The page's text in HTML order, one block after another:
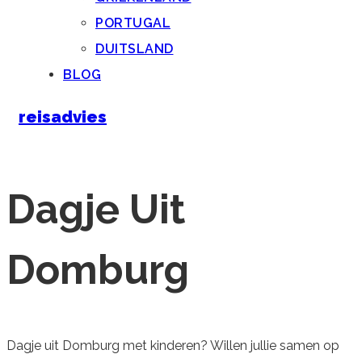
PORTUGAL
DUITSLAND
BLOG
reisadvies
Dagje Uit
Domburg
Dagje uit Domburg met kinderen? Willen jullie samen op